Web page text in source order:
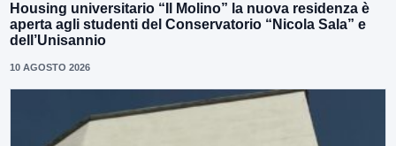
Housing universitario “Il Molino” la nuova residenza è
aperta agli studenti del Conservatorio “Nicola Sala” e
dell’Unisannio
10 AGOSTO 2026